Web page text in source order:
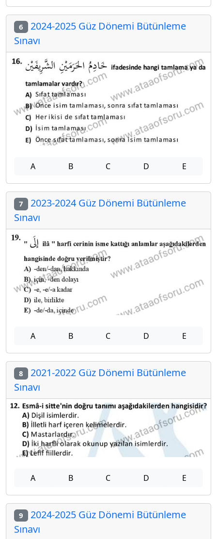
6 2024-2025 Güz Dönemi Bütünleme
Sınavı
A B C D E
7 2023-2024 Güz Dönemi Bütünleme
Sınavı
A B C D E
8 2021-2022 Güz Dönemi Bütünleme
Sınavı
A B C D E
9 2024-2025 Güz Dönemi Bütünleme
Sınavı